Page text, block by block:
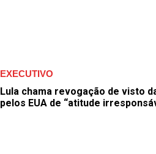
EXECUTIVO
Lula chama revogação de visto
pelos EUA de “atitude